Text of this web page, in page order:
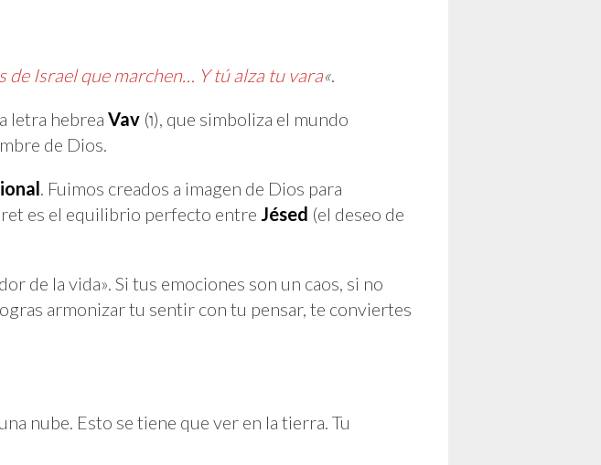
de Israel que marchen… Y tú alza tu vara«.
letra hebrea Vav (ו), que simboliza el mundo
de Dios.
. Fuimos creados a imagen de Dios para
es el equilibrio perfecto entre Jésed (el deseo de
de la vida». Si tus emociones son un caos, si no
armonizar tu sentir con tu pensar, te conviertes
nube. Esto se tiene que ver en la tierra. Tu